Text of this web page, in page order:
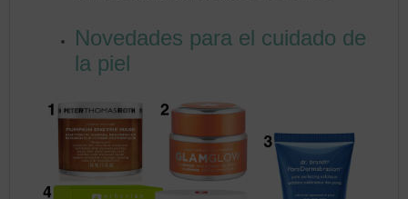
Novedades para el cuidado de
la piel